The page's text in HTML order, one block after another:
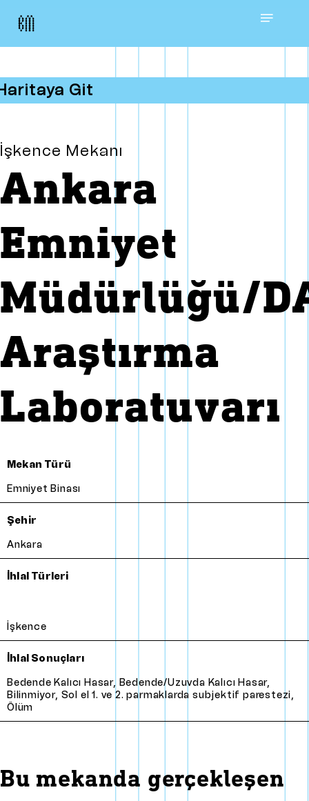
Skip
content
Menu
Git
İşkence Mekanı
Ankara
Emniyet
Müdürlüğü/
Araştırma
Laboratuvarı
Mekan Türü
Emniyet Binası
Şehir
Ankara
İhlal Türleri
İşkence
İhlal Sonuçları
Bedende kalıcı hasar, Bedende/Uzuvda kalıcı hasar,
Bilinmiyor, Sol el 1. ve 2. parmaklarda subjektif parestezi,
Ölüm
Bu mekanda gerçekleşen